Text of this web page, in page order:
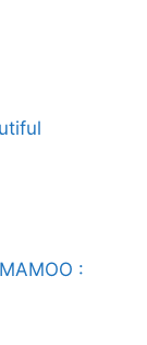
: